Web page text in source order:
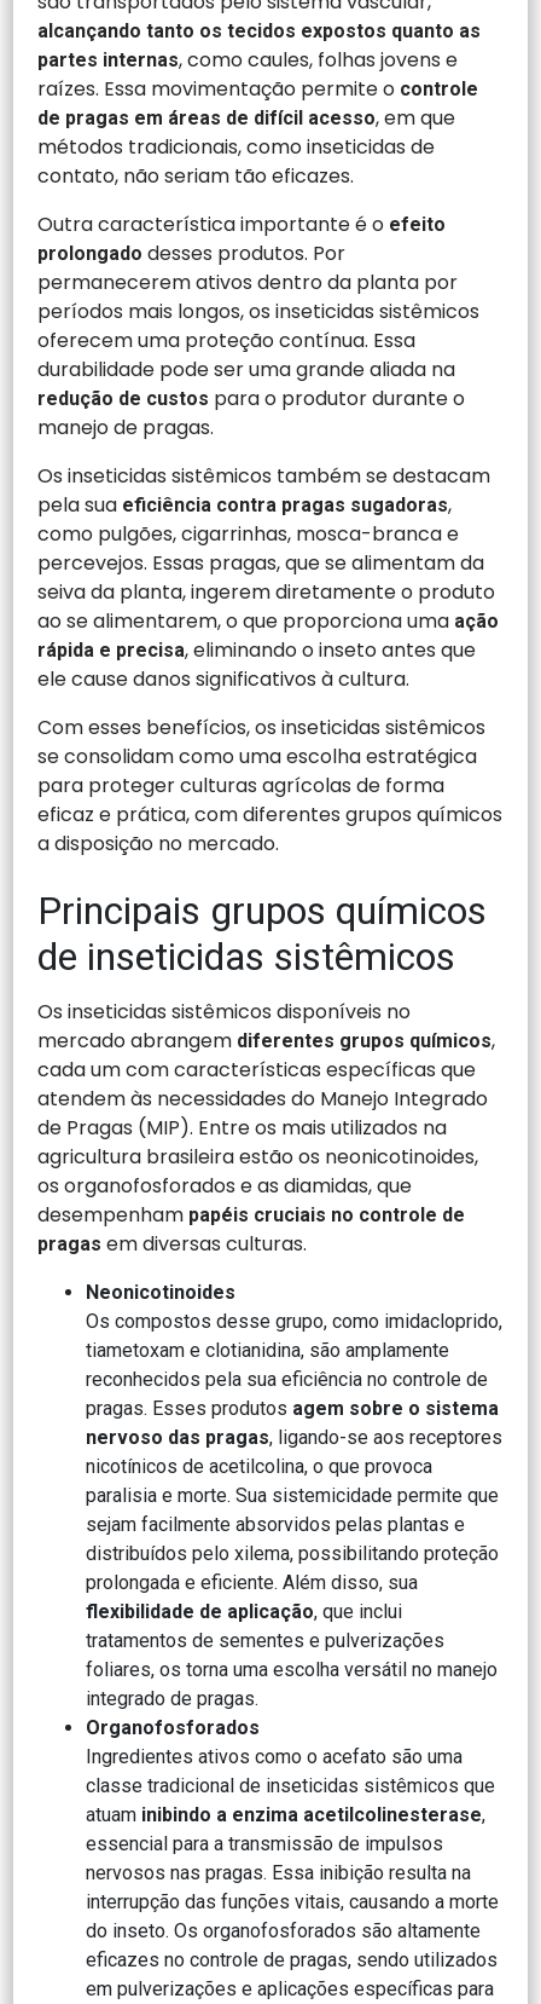
alcançando tanto os tecidos expostos quanto as
partes internas, como caules, folhas jovens e
raízes. Essa movimentação permite o controle
de pragas em áreas de difícil acesso, em que
métodos tradicionais, como inseticidas de
contato, não seriam tão eficazes.
Outra característica importante é o efeito
prolongado desses produtos. Por
permanecerem ativos dentro da planta por
períodos mais longos, os inseticidas sistêmicos
oferecem uma proteção contínua. Essa
durabilidade pode ser uma grande aliada na
redução de custos para o produtor durante o
manejo de pragas.
Os inseticidas sistêmicos também se destacam
pela sua eficiência contra pragas sugadoras,
como pulgões, cigarrinhas, mosca-branca e
percevejos. Essas pragas, que se alimentam da
seiva da planta, ingerem diretamente o produto
ao se alimentarem, o que proporciona uma ação
rápida e precisa, eliminando o inseto antes que
ele cause danos significativos à cultura.
Com esses benefícios, os inseticidas sistêmicos
se consolidam como uma escolha estratégica
para proteger culturas agrícolas de forma
eficaz e prática, com diferentes grupos químicos
a disposição no mercado.
Principais grupos químicos
de inseticidas sistêmicos
Os inseticidas sistêmicos disponíveis no
mercado abrangem diferentes grupos químicos,
cada um com características específicas que
atendem às necessidades do Manejo Integrado
de Pragas (MIP). Entre os mais utilizados na
agricultura brasileira estão os neonicotinoides,
os organofosforados e as diamidas, que
desempenham papéis cruciais no controle de
pragas em diversas culturas.
Neonicotinoides
Os compostos desse grupo, como imidacloprido,
tiametoxam e clotianidina, são amplamente
reconhecidos pela sua eficiência no controle de
pragas. Esses produtos agem sobre o sistema
nervoso das pragas, ligando-se aos receptores
nicotínicos de acetilcolina, o que provoca
paralisia e morte. Sua sistemicidade permite que
sejam facilmente absorvidos pelas plantas e
distribuídos pelo xilema, possibilitando proteção
prolongada e eficiente. Além disso, sua
flexibilidade de aplicação, que inclui
tratamentos de sementes e pulverizações
foliares, os torna uma escolha versátil no manejo
integrado de pragas.
Organofosforados
Ingredientes ativos como o acefato são uma
classe tradicional de inseticidas sistêmicos que
atuam inibindo a enzima acetilcolinesterase,
essencial para a transmissão de impulsos
nervosos nas pragas. Essa inibição resulta na
interrupção das funções vitais, causando a morte
do inseto. Os organofosforados são altamente
eficazes no controle de pragas, sendo utilizados
em pulverizações e aplicações específicas para